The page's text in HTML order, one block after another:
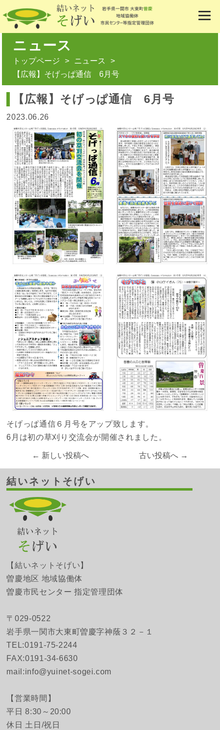
ニュース
トップページ
ニュース
【広報】そげっぱ通信 6月号
【広報】そげっぱ通信 6月号
2023.06.26
そげっぱ通信６月号をアップ致します。
6月は初の草刈り交流会が開催されました。
← 新しい投稿へ 古い投稿へ →
結いネットそげい
【結いネットそげい】
曽慶地区 地域協働体
曽慶市民センター 指定管理団体
〒029-0522
岩手県一関市大東町曽慶字神蔭３２－１
TEL:0191-75-2244
FAX:0191-34-6630
mail:info@yuinet-sogei.com
【営業時間】
平日 8:30～20:00
休日 土日/祝日